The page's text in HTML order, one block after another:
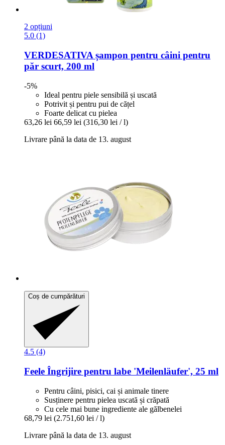
2 opțiuni
5.0 (1)
VERDESATIVA șampon pentru câini pentru
păr scurt, 200 ml
-5%
Ideal pentru piele sensibilă și uscată
Potrivit și pentru pui de cățel
Foarte delicat cu pielea
63,26 lei 66,59 lei (316,30 lei / l)
Livrare până la data de 13. august
Coș de cumpărături
4.5 (4)
Feele Îngrijire pentru labe 'Meilenläufer', 25 ml
Pentru câini, pisici, cai și animale tinere
Susținere pentru pielea uscată și crăpată
Cu cele mai bune ingrediente ale gălbenelei
68,79 lei (2.751,60 lei / l)
Livrare până la data de 13. august